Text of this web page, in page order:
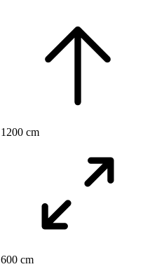
1200 cm
600 cm